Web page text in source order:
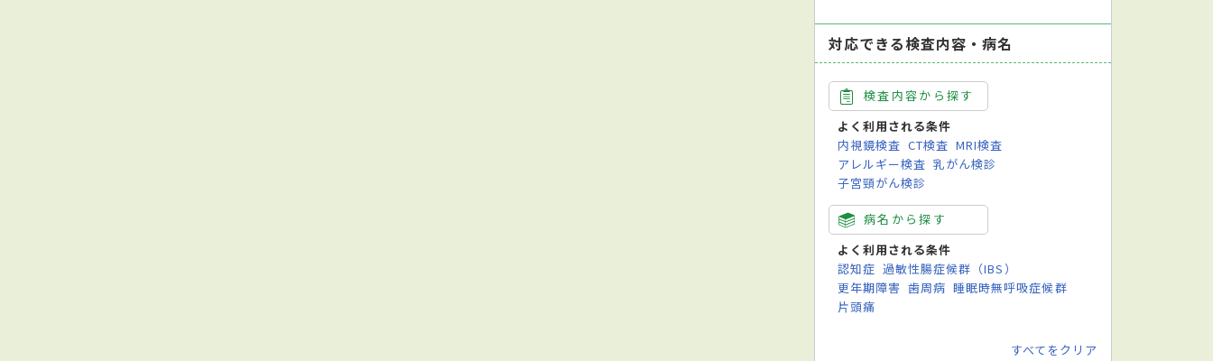
対応できる検査内容・病名
検査内容から探す
よく利用される条件
内視鏡検査 CT検査 MRI検査
アレルギー検査 乳がん検診
子宮頸がん検診
病名から探す
よく利用される条件
認知症 過敏性腸症候群（IBS）
更年期障害 歯周病 睡眠時無呼吸症候群
片頭痛
すべてをクリア